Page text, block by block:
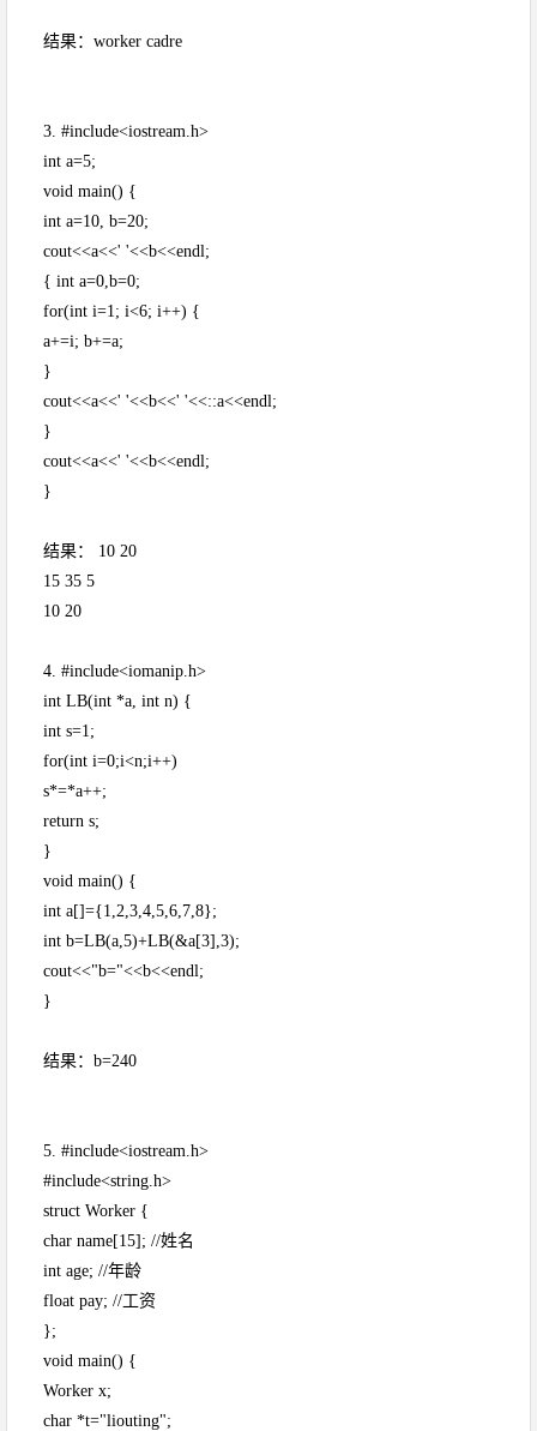
结果：worker cadre
3. #include<iostream.h>
int a=5;
void main() {
int a=10, b=20;
cout<<a<<' '<<b<<endl;
{ int a=0,b=0;
for(int i=1; i<6; i++) {
a+=i; b+=a;
}
cout<<a<<' '<<b<<' '<<::a<<endl;
}
cout<<a<<' '<<b<<endl;
}
结果： 10 20
15 35 5
10 20
4. #include<iomanip.h>
int LB(int *a, int n) {
int s=1;
for(int i=0;i<n;i++)
s*=*a++;
return s;
}
void main() {
int a[]={1,2,3,4,5,6,7,8};
int b=LB(a,5)+LB(&a[3],3);
cout<<"b="<<b<<endl;
}
结果：b=240
5. #include<iostream.h>
#include<string.h>
struct Worker {
char name[15]; //姓名
int age; //年龄
float pay; //工资
};
void main() {
Worker x;
char *t="liouting";